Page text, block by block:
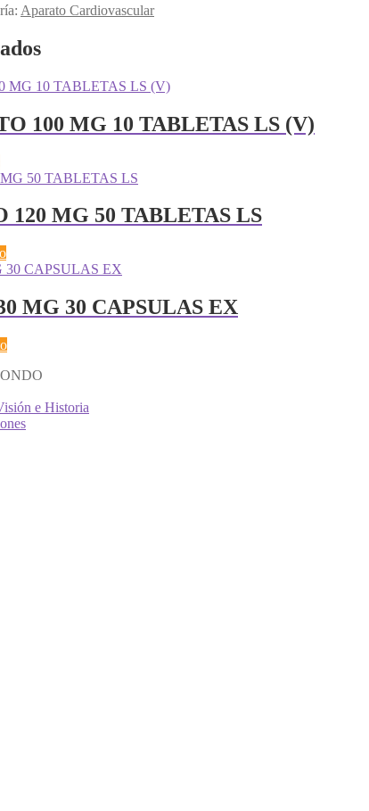
Aparato Cardiovascular
100 MG 10 TABLETAS LS (V)
120 MG 50 TABLETAS LS
MG 30 CAPSULAS EX
e Historia